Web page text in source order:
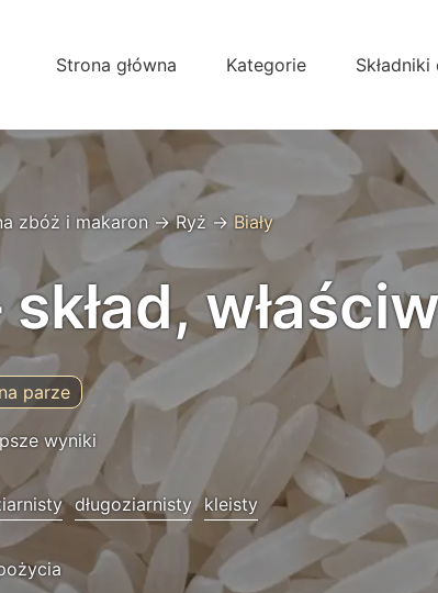
Strona główna Kategorie
zbóż i makaron →Ryż → Biały
skład,
parze
wyniki
długoziarnisty kleisty